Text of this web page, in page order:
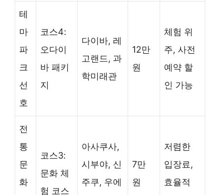
테
마
파
크
선
호
코스4:
오다이
바 패키
지
다이바, 레
고랜드, 과
학미래관
12만
원
체험 위
주, 사전
예약 할
인 가능
전
통
문
화
코스3:
문화 체
험 코스
아사쿠사,
시부야, 신
주쿠, 우에
7만
원
저렴한
입장료,
효율적